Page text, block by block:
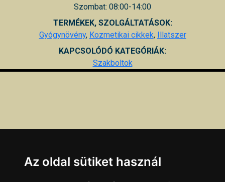
Szombat: 08:00-14:00
TERMÉKEK, SZOLGÁLTATÁSOK:
Gyógynövény, Kozmetikai cikkek, Illatszer
KAPCSOLÓDÓ KATEGÓRIÁK:
Szakboltok
Az oldal sütiket használ